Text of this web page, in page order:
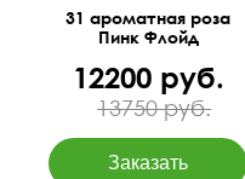
31 ароматная роза
Пинк Флойд
12200 руб.
13750 руб.